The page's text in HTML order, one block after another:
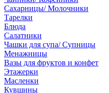
Сахарницы/ Молочники
Тарелки
Блюда
Салатники
Чашки для супа/ Супницы
Менажницы
Вазы для фруктов и конфет
Этажерки
Масленки
Кувшины